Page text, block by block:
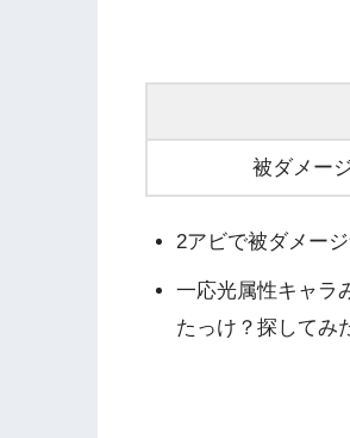
被ダメー
2アビで被ダメー
一応光属性キャラ
たっけ？探してみ